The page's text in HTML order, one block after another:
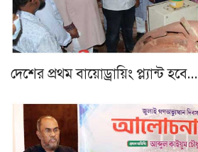
দেশের প্রথম বায়োড্রায়িং প্ল্যান্ট হবে…